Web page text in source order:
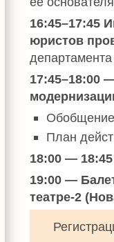
16:45–17:45
юристов
17:45–18:00
План
18:00 —
19:00 —
театре-2